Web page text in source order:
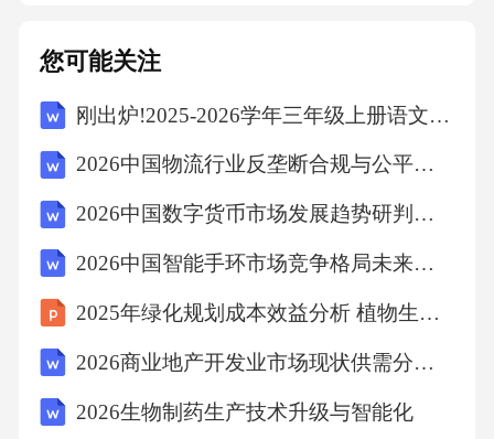
支付购房款，每逾期一日，应按照未支付金额
的[X%]向甲方支付违约金。逾期超过[X]日的，
甲方有权解除本协议，乙方已支付的定金不予
的[X%]向甲方支付违约金。2.若乙方在办理房
屋产权过户手续过程中，因自身原因未能积极
配合甲方提供必要资料或协助办理手续，导致
过户手续延误或无法办理的，乙方应承担由此
用途或进行违法违规活动，甲方有权解除本协
您可能关注
刚出炉!2025-2026学年三年级上册语文期末测试卷附答案
2026中国物流行业反垄断合规与公平竞争环境建设报告
2026中国数字货币市场发展趋势研判与投资风险评估报告
2026中国智能手环市场竞争格局未来预测分析报告
2025年绿化规划成本效益分析 植物生长模拟优化投入产出比
2026商业地产开发业市场现状供需分析及投资评估规划分析研究报告
2026生物制药生产技术升级与智能化